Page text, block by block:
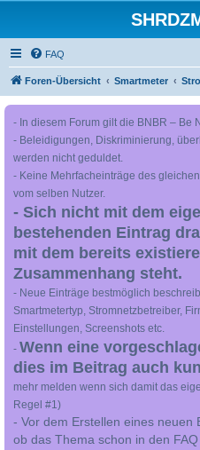
FAQ
Foren-Übersicht Smartmeter
- In diesem Forum gilt die BNBR – Be
- Beleidigungen, Diskriminierung,
werden nicht geduldet.
- Keine Mehrfacheinträge des
vom selben Nutzer.
- Sich nicht mit dem
bestehenden Eintrag
mit dem bereits
Zusammenhang steht.
- Neue Einträge bestmöglich
Smartmetertyp, Stromnetzbetreiber,
Einstellungen, Screenshots etc.
- Wenn eine
dies im Beitrag auch
mehr melden wenn sich damit das
Regel #1)
- Vor dem Erstellen eines neuen
ob das Thema schon in den